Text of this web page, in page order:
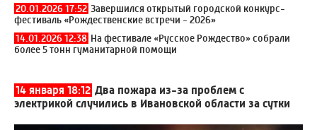
20.01.2026 17:52 Завершился открытый городской конкурс-
фестиваль «Рождественские встречи - 2026»
14.01.2026 12:38 На фестивале «Русское Рождество» собрали
более 5 тонн гуманитарной помощи
14 января 18:12 Два пожара из-за проблем с
электрикой случились в Ивановской области за сутки